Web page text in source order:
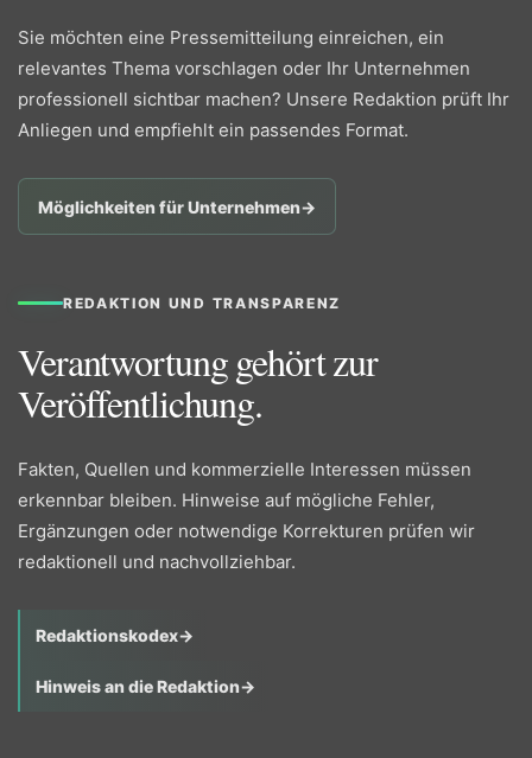
Sie möchten eine Pressemitteilung einreichen, ein
relevantes Thema vorschlagen oder Ihr Unternehmen
professionell sichtbar machen? Unsere Redaktion prüft Ihr
Anliegen und empfiehlt ein passendes Format.
Möglichkeiten für Unternehmen→
REDAKTION UND TRANSPARENZ
Verantwortung gehört zur
Veröffentlichung.
Fakten, Quellen und kommerzielle Interessen müssen
erkennbar bleiben. Hinweise auf mögliche Fehler,
Ergänzungen oder notwendige Korrekturen prüfen wir
redaktionell und nachvollziehbar.
Redaktionskodex→
Hinweis an die Redaktion→